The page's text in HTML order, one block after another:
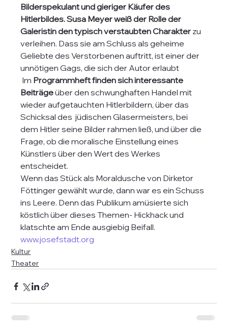
Bilderspekulant und gieriger Käufer des
Hitlerbildes. Susa Meyer weiß der Rolle der
Galeristin den typisch verstaubten Charakter zu
verleihen. Dass sie am Schluss als geheime
Geliebte des Verstorbenen auftritt, ist einer der
unnötigen Gags, die sich der Autor erlaubt
Im Programmheft finden sich interessante
Beiträge über den schwunghaften Handel mit
wieder aufgetauchten Hitlerbildern, über das
Schicksal des  jüdischen Glasermeisters, bei
dem Hitler seine Bilder rahmen ließ, und über die
Frage, ob die moralische Einstellung eines
Künstlers über den Wert des Werkes
entscheidet.
Wenn das Stück als Moraldusche von Dirketor
Föttinger gewählt wurde, dann war es ein Schuss
ins Leere. Denn das Publikum amüsierte sich
köstlich über dieses Themen- Hickhack und
klatschte am Ende ausgiebig Beifall.
www.josefstadt.org
Kultur
Theater